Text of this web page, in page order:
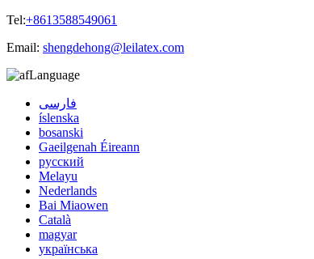
Tel:+8613588549061
Email: shengdehong@leilatex.com
Language
فارسی
íslenska
bosanski
Gaeilgenah Éireann
русский
Melayu
Nederlands
Bai Miaowen
Català
magyar
українська